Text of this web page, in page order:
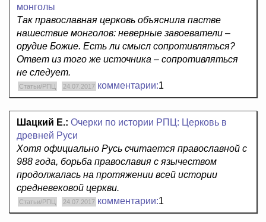
монголы
Так православная церковь объяснила пастве
нашествие монголов: неверные завоеватели –
орудие Божие. Есть ли смысл сопротивляться?
Ответ из того же источника – сопротивляться
не следует.
Статьи/РПЦ 24.07.2017 комментарии:1
Шацкий Е.: Очерки по истории РПЦ: Церковь в
древней Руси
Хотя официально Русь считается православной с
988 года, борьба православия с язычеством
продолжалась на протяжении всей истории
средневековой церкви.
Статьи/РПЦ 24.07.2017 комментарии:1